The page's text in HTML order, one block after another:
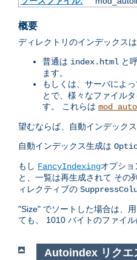
概要
ディレクトリのインデックス
普通は index.html と
ます。
もしくは、サーバによ
とで、様々なファイル
す。 これらは
望むならば、自動インデック
自動インデックス生成は
もし FancyIndexingオプショ
と、一覧は再生成されて その
ィレクティブの
"Size" でソートした場合は、
ても、 1010 バイトのファイ
Autoindex リクエ